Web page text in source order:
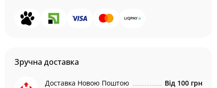
Зручна доставка
Доставка Новою Поштою Від 100 грн